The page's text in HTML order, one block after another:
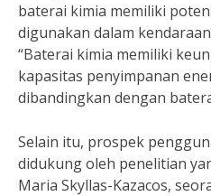
baterai kimia memiliki
digunakan dalam
“Baterai kimia memiliki
kapasitas penyimpanan
dibandingkan dengan
Selain itu, prospek
didukung oleh penelitian
Maria Skyllas-Kazacos,